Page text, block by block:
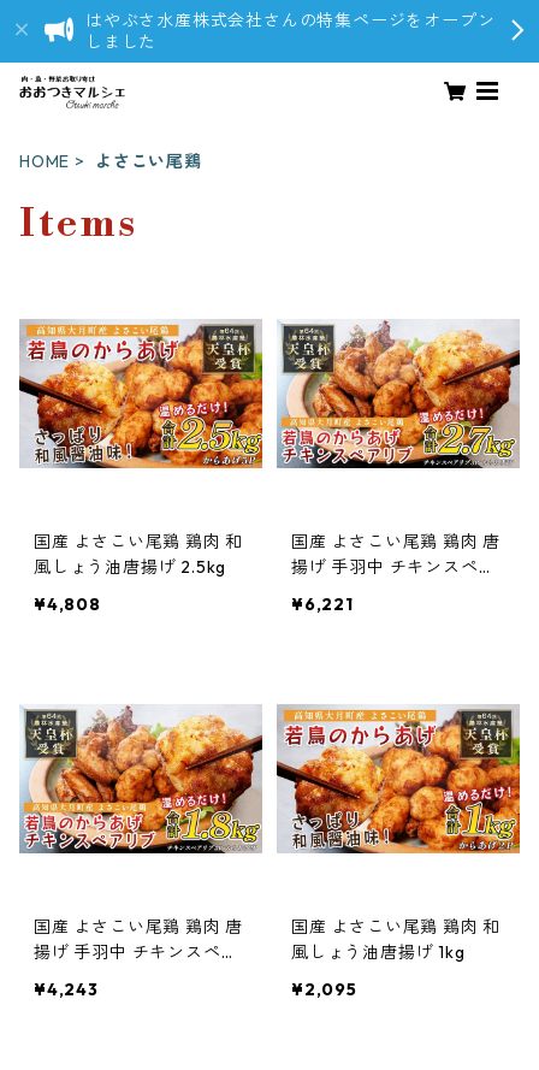
はやぶさ水産株式会社さんの特集ページをオープン
しました
HOME よさこい尾鶏
Items
国産 よさこい尾鶏 鶏肉 和
風しょう油唐揚げ 2.5kg
¥4,808
国産 よさこい尾鶏 鶏肉 唐
揚げ 手羽中 チキンスペア
¥6,221
国産 よさこい尾鶏 鶏肉 唐
揚げ 手羽中 チキンスペア
¥4,243
国産 よさこい尾鶏 鶏肉 和
風しょう油唐揚げ 1kg
¥2,095